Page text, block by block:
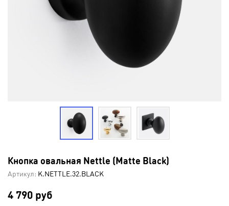
Кнопка овальная Nettle (Matte Black)
Артикул: K.NETTLE.32.BLACK
4 790 руб